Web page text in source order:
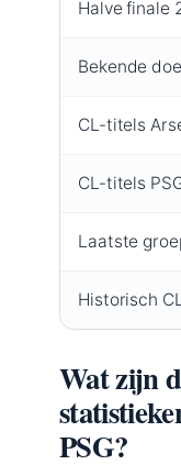
Halve finale
Bekende
CL-titels
CL-titels
Laatste
Historisch
Wat zijn
PSG?